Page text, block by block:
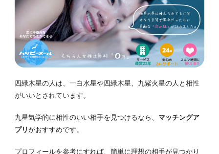
四緑木星の人は、一白水星や四緑木星、九紫火星の人と相性
がいいとされています。
九星気学的に相性のいい相手を見つけるなら、 マッチングア
プリがおすすめです。
プロフィールを参考にすれば、簡単に理想の相手が見つかり